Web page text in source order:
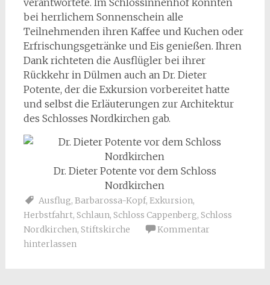
verantwortete. Im Schlossinnenhof konnten
bei herrlichem Sonnenschein alle
Teilnehmenden ihren Kaffee und Kuchen oder
Erfrischungsgetränke und Eis genießen. Ihren
Dank richteten die Ausflügler bei ihrer
Rückkehr in Dülmen auch an Dr. Dieter
Potente, der die Exkursion vorbereitet hatte
und selbst die Erläuterungen zur Architektur
des Schlosses Nordkirchen gab.
Dr. Dieter Potente vor dem Schloss
Nordkirchen
Ausflug, Barbarossa-Kopf, Exkursion,
Herbstfahrt, Schlaun, Schloss Cappenberg, Schloss
Nordkirchen, Stiftskirche
Kommentar
hinterlassen